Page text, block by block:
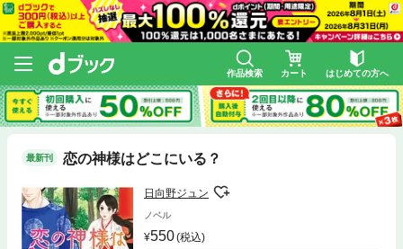
作品検索 カート はじめての方へ
最新刊 恋の神様はどこにいる？
日向野ジュン
ノベル
550(税込)